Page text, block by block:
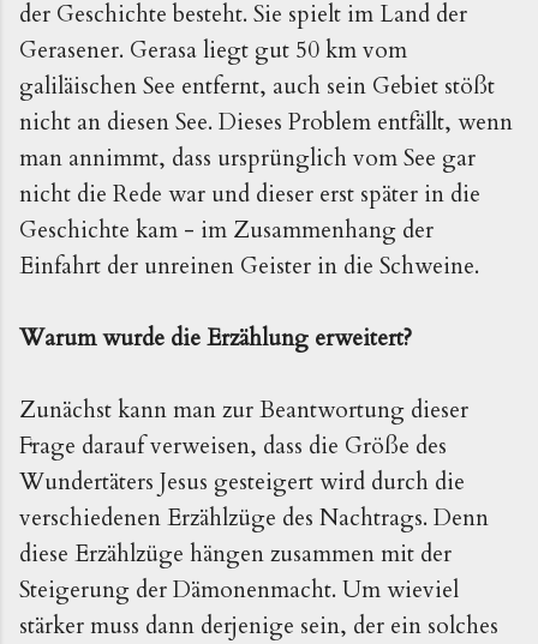
der Geschichte besteht. Sie spielt im Land der
Gerasener. Gerasa liegt gut 50 km vom
galiläischen See entfernt, auch sein Gebiet stößt
nicht an diesen See. Dieses Problem entfällt, wenn
man annimmt, dass ursprünglich vom See gar
nicht die Rede war und dieser erst später in die
Geschichte kam - im Zusammenhang der
Einfahrt der unreinen Geister in die Schweine.
Warum wurde die Erzählung erweitert?
Zunächst kann man zur Beantwortung dieser
Frage darauf verweisen, dass die Größe des
Wundertäters Jesus gesteigert wird durch die
verschiedenen Erzählzüge des Nachtrags. Denn
diese Erzählzüge hängen zusammen mit der
Steigerung der Dämonenmacht. Um wieviel
stärker muss dann derjenige sein, der ein solches